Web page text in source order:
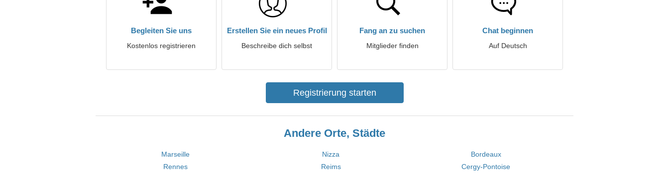
Begleiten Sie uns
Kostenlos registrieren
Erstellen Sie ein neues Profil
Beschreibe dich selbst
Fang an zu suchen
Mitglieder finden
Chat beginnen
Auf Deutsch
Registrierung starten
Andere Orte, Städte
Marseille Nizza
Bordeaux
Rennes
Reims
Cergy-Pontoise